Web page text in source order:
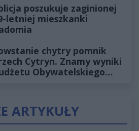
poszukuje zaginionej
letniej mieszkanki
chytry pomnik
Cytryn. Znamy wyniki
Obywatelskiego
ARTYKUŁY